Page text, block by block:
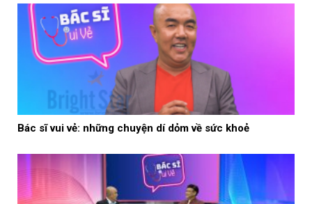
Bác sĩ vui vẻ: những chuyện dí dỏm về sức khoẻ